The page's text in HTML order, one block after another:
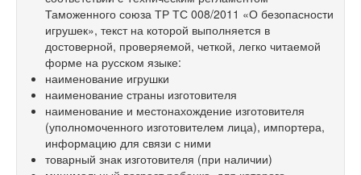
Таможенного союза ТР ТС 008/2011 «О безопасности
игрушек», текст на которой выполняется в
достоверной, проверяемой, четкой, легко читаемой
форме на русском языке:
наименование игрушки
наименование страны изготовителя
наименование и местонахождение изготовителя
(уполномоченного изготовителем лица), импортера,
информацию для связи с ними
товарный знак изготовителя (при наличии)